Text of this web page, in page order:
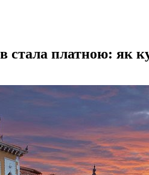
стала платною: як